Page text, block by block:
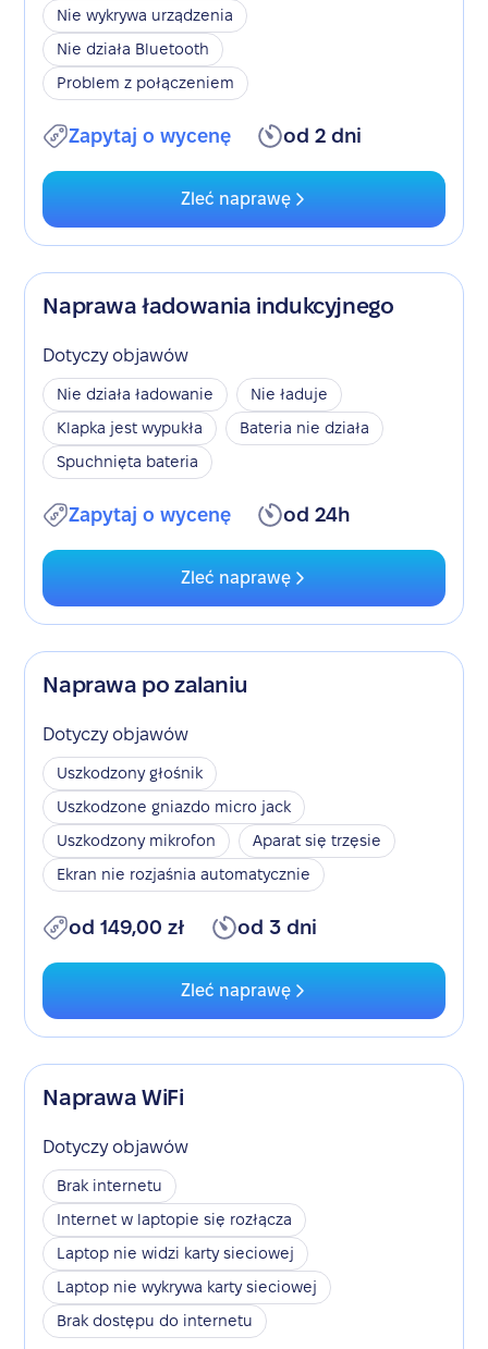
Nie wykrywa urządzenia
Nie działa Bluetooth
Problem z połączeniem
Zapytaj o wycenę od 2 dni
Zleć naprawę
Naprawa ładowania indukcyjnego
Dotyczy objawów
Nie działa ładowanie
Nie ładuje
Klapka jest wypukła
Bateria nie działa
Spuchnięta bateria
Zapytaj o wycenę od 24h
Zleć naprawę
Naprawa po zalaniu
Dotyczy objawów
Uszkodzony głośnik
Uszkodzone gniazdo micro jack
Uszkodzony mikrofon
Aparat się trzęsie
Ekran nie rozjaśnia automatycznie
od 149,00 zł od 3 dni
Zleć naprawę
Naprawa WiFi
Dotyczy objawów
Brak internetu
Internet w laptopie się rozłącza
Laptop nie widzi karty sieciowej
Laptop nie wykrywa karty sieciowej
Brak dostępu do internetu